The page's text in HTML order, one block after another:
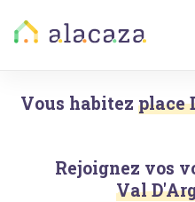
Vous habitez place
Rejoignez vos
Val